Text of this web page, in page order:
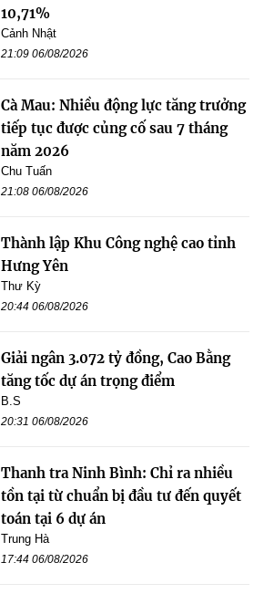
10,71%
Cảnh Nhật
21:09 06/08/2026
Cà Mau: Nhiều động lực tăng trưởng
tiếp tục được củng cố sau 7 tháng
năm 2026
Chu Tuấn
21:08 06/08/2026
Thành lập Khu Công nghệ cao tỉnh
Hưng Yên
Thư Kỳ
20:44 06/08/2026
Giải ngân 3.072 tỷ đồng, Cao Bằng
tăng tốc dự án trọng điểm
B.S
20:31 06/08/2026
Thanh tra Ninh Bình: Chỉ ra nhiều
tồn tại từ chuẩn bị đầu tư đến quyết
toán tại 6 dự án
Trung Hà
17:44 06/08/2026